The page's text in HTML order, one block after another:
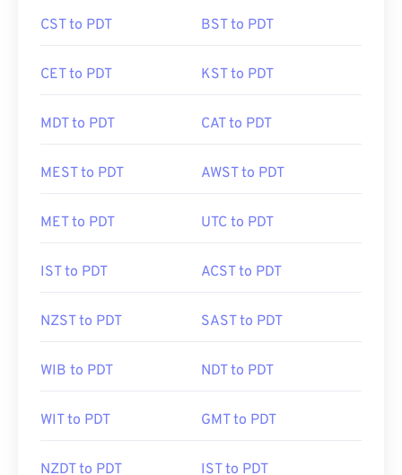
CST to PDT BST to PDT
CET to PDT KST to PDT
MDT to PDT CAT to PDT
MEST to PDT AWST to PDT
MET to PDT UTC to PDT
IST to PDT ACST to PDT
NZST to PDT SAST to PDT
WIB to PDT NDT to PDT
WIT to PDT GMT to PDT
NZDT to PDT IST to PDT